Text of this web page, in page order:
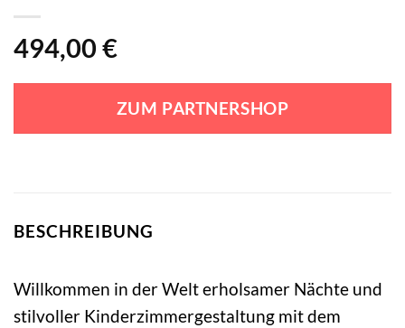
494,00 €
ZUM PARTNERSHOP
BESCHREIBUNG
Willkommen in der Welt erholsamer Nächte und
stilvoller Kinderzimmergestaltung mit dem